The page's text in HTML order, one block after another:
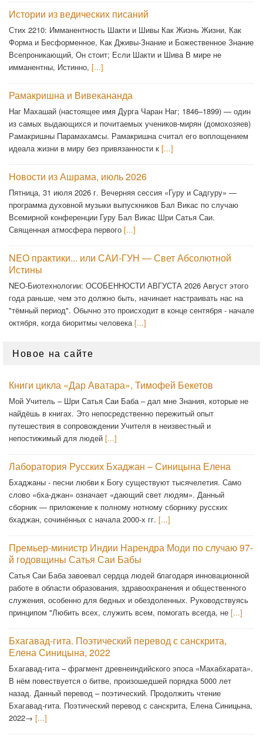
Истории из ведических писаний
Стих 2210: Имманентность Шакти и Шивы Как Жизнь Жизни, Как
Форма и Бесформенное, Как Дживы-Знание и Божественное Знание
Всепроникающий, Он стоит; Если Шакти и Шива В мире не
имманентны, Истинно, [...]
Рамакришна и Вивекананда
Наг Махашай (настоящее имя Дурга Чаран Наг; 1846–1899) — один
из самых выдающихся и почитаемых учеников-мирян (домохозяев)
Рамакришны Парамахамсы. Рамакришна считал его воплощением
идеала жизни в миру без привязанности к [...]
Новости из Ашрама, июль 2026
Пятница, 31 июля 2026 г. Вечерняя сессия «Гуру и Садгуру» —
программа духовной музыки выпускников Бал Викас по случаю
Всемирной конференции Гуру Бал Викас Шри Сатья Саи.
Священная атмосфера первого [...]
NEO практики... или САИ-ГУН — Свет Абсолютной
Истины
NEO-Биотехнологии: ОСОБЕННОСТИ АВГУСТА 2026 Август этого
года раньше, чем это должно быть, начинает настраивать нас на
"тёмный период". Обычно это происходит в конце сентября - начале
октября, когда биоритмы человека[...]
Новое на сайте
Книги цикла «Дар Аватара», Тимофей Бекетов
Мой Учитель – Шри Сатья Саи Баба – дал мне Знания, которые не
найдёшь в книгах. Это непосредственно пережитый опыт
путешествия в сопровождении Учителя в неизвестный и
непостижимый для людей [...]
Лаборатория Русских Бхаджан – Синицына Елена
Бхаджаны - песни любви к Богу существуют тысячелетия. Само
слово «бха-джан» означает «дающий свет людям». Данный
сборник — приложение к полному нотному сборнику русских
бхаджан, сочинённых с начала 2000-х гг. [...]
Премьер-министр Индии Нарендра Моди по случаю 97-
й годовщины Сатья Саи Бабы
Сатья Саи Баба завоевал сердца людей благодаря инновационной
работе в области образования, здравоохранения и общественного
служения, особенно для бедных и обездоленных. Руководствуясь
принципом "Любить всех, служить всем, помогать всегда, не [...]
Бхагавад-гита. Поэтический перевод с санскрита,
Елена Синицына, 2022
Бхагавад-гита – фрагмент древнеиндийского эпоса «Махабхарата».
В нём повествуется о битве, произошедшей порядка 5000 лет
назад. Данный перевод – поэтический. Продолжить чтение
Бхагавад-гита. Поэтический перевод с санскрита, Елена Синицына,
2022→ [...]